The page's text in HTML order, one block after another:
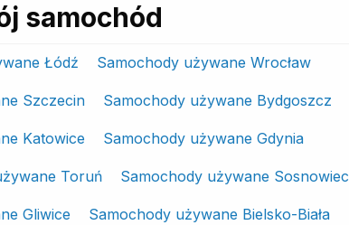
samochód
Łódź Samochody używane Wrocław
Szczecin Samochody używane Bydgoszcz
Katowice Samochody używane Gdynia
Toruń Samochody używane Sosnowiec
Gliwice Samochody używane Bielsko-Biała